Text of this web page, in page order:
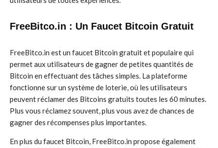
FreeBitco.in : Un Faucet Bitcoin Gratuit
FreeBitco.in est un faucet Bitcoin gratuit et populaire qui
permet aux utilisateurs de gagner de petites quantités de
Bitcoin en effectuant des tâches simples. La plateforme
fonctionne sur un système de loterie, où les utilisateurs
peuvent réclamer des Bitcoins gratuits toutes les 60 minutes.
Plus vous réclamez souvent, plus vous avez de chances de
gagner des récompenses plus importantes.
En plus du faucet Bitcoin, FreeBitco.in propose également